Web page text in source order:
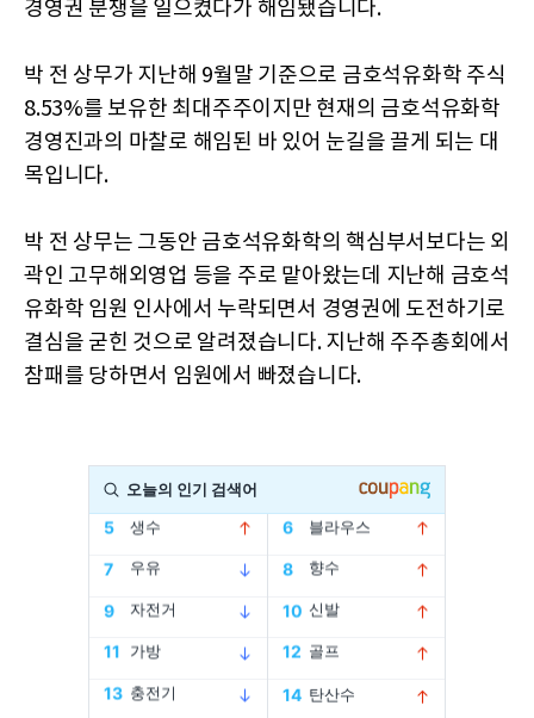
경영권 분쟁을 일으켰다가 해임됐습니다.
박 전 상무가 지난해 9월말 기준으로 금호석유화학 주식
8.53%를 보유한 최대주주이지만 현재의 금호석유화학
경영진과의 마찰로 해임된 바 있어 눈길을 끌게 되는 대
목입니다.
박 전 상무는 그동안 금호석유화학의 핵심부서보다는 외
곽인 고무해외영업 등을 주로 맡아왔는데 지난해 금호석
유화학 임원 인사에서 누락되면서 경영권에 도전하기로
결심을 굳힌 것으로 알려졌습니다. 지난해 주주총회에서
참패를 당하면서 임원에서 빠졌습니다.